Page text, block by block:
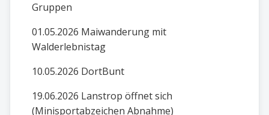
Gruppen
01.05.2026 Maiwanderung mit
Walderlebnistag
10.05.2026 DortBunt
19.06.2026 Lanstrop öffnet sich
(Minisportabzeichen Abnahme)